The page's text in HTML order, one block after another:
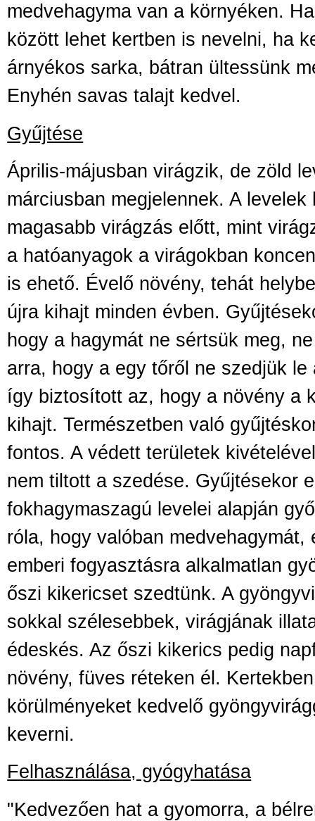
medvehagyma van a környéken.
között lehet kertben is nevelni, ha
árnyékos sarka, bátran ültessünk
Enyhén savas talajt kedvel.
Gyűjtése
Április-májusban virágzik, de zöld
márciusban megjelennek. A
magasabb virágzás előtt, mint
a hatóanyagok a virágokban
is ehető. Évelő növény, tehát
újra kihajt minden évben.
hogy a hagymát ne sértsük meg,
arra, hogy a egy tőről ne szedjük
így biztosított az, hogy a növény a
kihajt. Természetben való
fontos. A védett területek
nem tiltott a szedése. Gyűjtésekor
fokhagymaszagú levelei alapján
róla, hogy valóban medvehagymát,
emberi fogyasztásra alkalmatlan
őszi kikericset szedtünk. A
sokkal szélesebbek, virágjának
édeskés. Az őszi kikerics pedig
növény, füves réteken él.
körülményeket kedvelő
keverni.
Felhasználása, gyógyhatása
"Kedvezően hat a gyomorra, a